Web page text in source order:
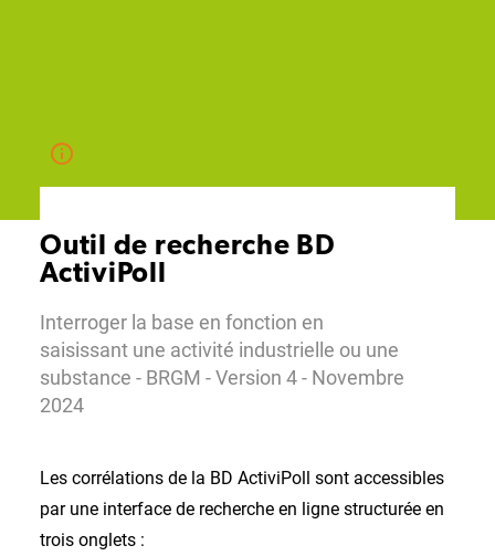
Outil de recherche BD
ActiviPoll
Interroger la base en fonction en
saisissant une activité industrielle ou une
substance - BRGM - Version 4 - Novembre
2024
Les corrélations de la BD ActiviPoll sont accessibles
par une interface de recherche en ligne structurée en
trois onglets :